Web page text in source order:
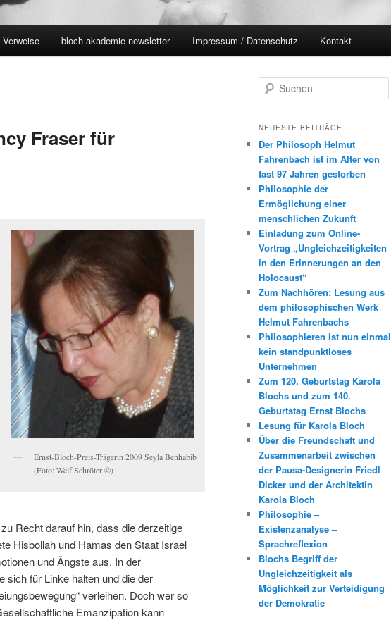
Verweise bloch-akademie-newsletter Impressum / Datenschutz Kontakt
Fraser für
Ernst-Bloch-Preis-Trägerin 2009 Seyla Benhabib
(Foto: Welf Schröter ©)
Recht darauf hin, dass die derzeitige
Hisbollah und Hamas den Staat Israel
und Ängste aus. In der
sich für Linke halten und die der
verleihen. Doch wer so
Emanzipation kann
u
h
n
NEUESTE BEITRÄGE
Der Philosoph Helmut
Fahrenbach ist im Alter von
fast 97 Jahren gestorben
Philosophie der
Ermöglichung einer
menschlichen Zukunft
Einladung zum Online-
Vortrag „Ungleichzeitigkeiten
in den Erinnerungen an den
Holocaust“
Zum Nachhören: Lesung aus
dem philosophischen Werk
Helmut Fahrenbachs
Philosophieren ist nun einmal
kein standpunktloses
Unternehmen
Zum 120. Geburtstag Karola
Blochs und zum 140.
Geburtstag Ernst Blochs
Lesung für Karola Bloch
Über die Freundschaft und
Zusammenarbeit zwischen
der Pausa-Designerin Friedl
Dicker und der Architektin
Karola Bloch
Philosophie –
Existenzanalyse –
Sprachreflexion
Blochs Begriff der
Ungleichzeitigkeit als
Möglichkeit zur Verteidigung
der Demokratie